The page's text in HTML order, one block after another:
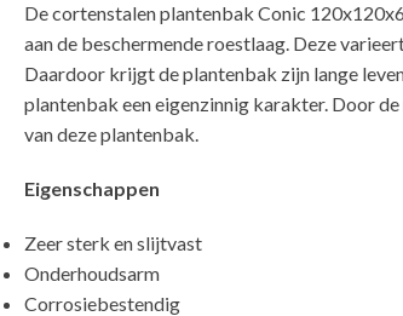
De cortenstalen plantenbak Conic
aan de beschermende roestlaag. Deze
Daardoor krijgt de plantenbak zijn lange
plantenbak een eigenzinnig karakter. Door
van deze plantenbak.
Eigenschappen
Zeer sterk en slijtvast
Onderhoudsarm
Corrosiebestendig